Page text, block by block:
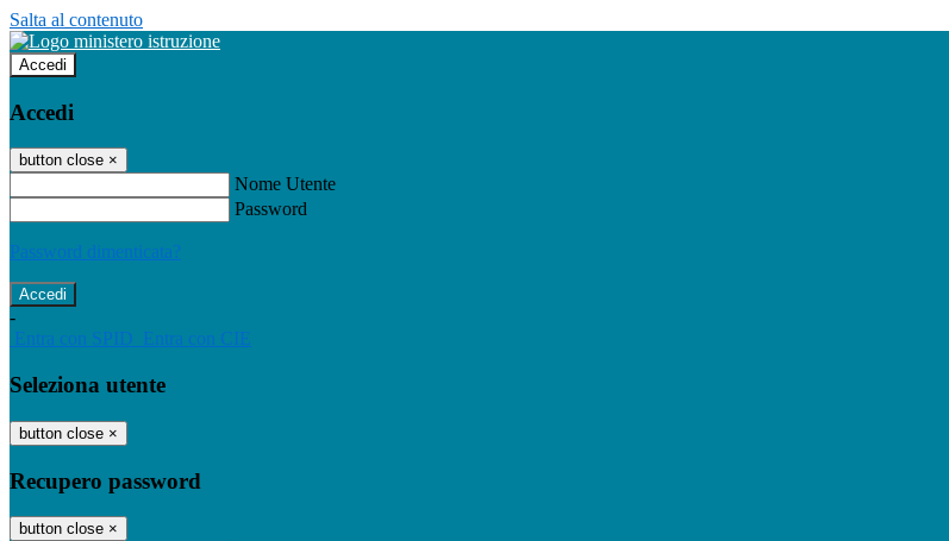
Salta al contenuto
Accedi
Accedi
button close ×
Nome Utente
Password
Password dimenticata?
-
Entra con SPID Entra con CIE
Seleziona utente
button close ×
Recupero password
button close ×